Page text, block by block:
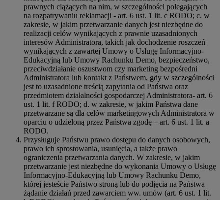
prawnych ciążących na nim, w szczególności polegających
na rozpatrywaniu reklamacji - art. 6 ust. 1 lit. c RODO; c. w
zakresie, w jakim przetwarzanie danych jest niezbędne do
realizacji celów wynikających z prawnie uzasadnionych
interesów Administratora, takich jak dochodzenie roszczeń
wynikających z zawartej Umowy o Usługę Informacyjno-
Edukacyjną lub Umowy Rachunku Demo, bezpieczeństwo,
przeciwdziałanie oszustwom czy marketing bezpośredni
Administratora lub kontakt z Państwem, gdy w szczególności
jest to uzasadnione treścią zapytania od Państwa oraz
przedmiotem działalności gospodarczej Administratora- art. 6
ust. 1 lit. f RODO; d. w zakresie, w jakim Państwa dane
przetwarzane są dla celów marketingowych Administratora w
oparciu o udzieloną przez Państwa zgodę – art. 6 ust. 1 lit. a
RODO.
Przysługuje Państwu prawo dostępu do danych osobowych,
prawo ich sprostowania, usunięcia, a także prawo
ograniczenia przetwarzania danych. W zakresie, w jakim
przetwarzanie jest niezbędne do wykonania Umowy o Usługę
Informacyjno-Edukacyjną lub Umowy Rachunku Demo,
której jesteście Państwo stroną lub do podjęcia na Państwa
żądanie działań przed zawarciem ww. umów (art. 6 ust. 1 lit.